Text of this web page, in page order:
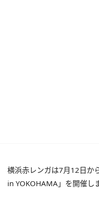
横浜赤レンガは7月12日か
in YOKOHAMA」を開催し